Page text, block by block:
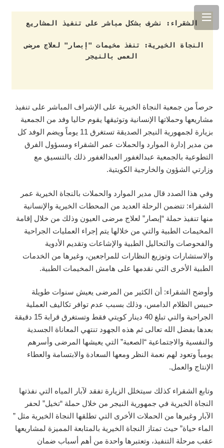
الشقراء: نشرف بشكل مباشر على تنفيذ المشاريع
النجاة الخيرية: تنفذ مخيمات "إبصار" لعلاج مرضى
العمى بالنيجر
حرصاً من جمعية النجاة الخيرية على الإشراف المباشر على تنفيذ
مشاريعها وحملاتها الإنسانية وتوثيقها يقوم حاليا وفد من الجمعية
بزيارة لجمهورية النيجر الصديقة تستغرق 11 يوماً ويضم الوفد كل
من مدير إدارة الموارد والحملات عمر الشقراء ومسؤول الفرق
التطوعية بالجمعية عبدالغفور العبدالغفور ذلك بالتنسيق مع
وزارتي الشؤون والخارجية الكويتية.
وفي هذا الصدد قال مدير الموارد والحملات بالنجاة الخيرية عمر
الشقراء: تتضمن الرحلة العديد من المحطات الخيرية والإنسانية
منها تنفيذ حملة “إبصار” لعلاج مرضى العيون وذلك من خلال إقامة
المخيمات الطبية والتي من خلالها يتم إجراء العمليات الجراحية
والفحوصات والتحاليل الطبية والإشاعات وتقديم الأدوية
والاستشارات وتوزيع النظارات للمراجعين، وغيرها من الخدمات
الطبية الأخرى التي نقدمها على هامش المخيمات الطبية.
وأوضح الشقراء: أن الكثير من المرضى يعيش سنوات طويلة
حبيس الظلام الدامس، وذلك بسبب عدم توافر تكاليف العملية
الجراحية والتي تبلغ 40 دينار كويتي فقط وتستغرق قرابة 15 دقيقة
بعدها بفضل الله تعالى ثم هذه الجهود تنتهي المعاناة الجسدية
والنفسية والاجتماعية “الصعبة” التي يعيشها المرضى وأسرهم
يومياً وتعود لهم نعمة النظر ومعها السعادة والابتسامة والعطاء
الإنتاج والعمل.
وتابع الشقراء كذلك سيتخلل الزيارة تفقد لآبار المياه التي نفذتها
النجاة الخيرية في جمهورية النيجر من خلال حملة “تخيل” لحفر
الآبار وغيرها من الحملات الأخرى التي تطلقها النجاة الخيرية مثل ”
الماء حياة” حيث تمتاز النجاة الخيرية بالمتابعة المميزة لمشاريعها
عقب مرحلة التنفيذ، وتعتبرها واحدة من أهم أسباب ضمان